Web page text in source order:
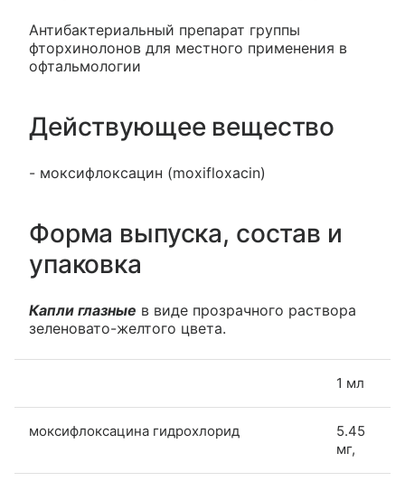
Антибактериальный препарат группы
фторхинолонов для местного применения в
офтальмологии
Действующее вещество
- моксифлоксацин (moxifloxacin)
Форма выпуска, состав и
упаковка
Капли глазные в виде прозрачного раствора
зеленовато-желтого цвета.
1 мл
моксифлоксацина гидрохлорид
5.45
мг,